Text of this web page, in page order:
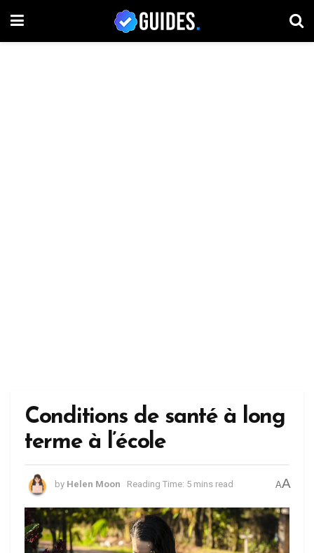
Conditions de santé à long
terme à l’école
by Helen Moon Reading Time: 5 mins read AA